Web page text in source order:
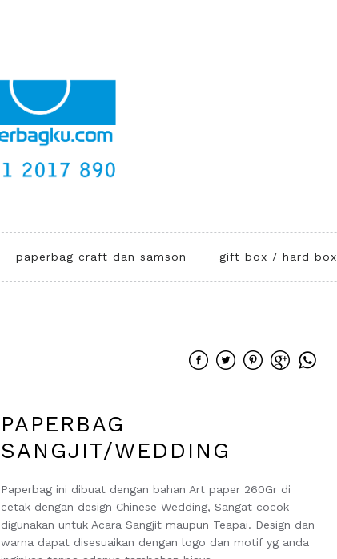
paperbag craft dan samson gift box / hard box
PAPERBAG
SANGJIT/WEDDING
Paperbag ini dibuat dengan bahan Art paper 260Gr di
cetak dengan design Chinese Wedding, Sangat cocok
digunakan untuk Acara Sangjit maupun Teapai. Design dan
warna dapat disesuaikan dengan logo dan motif yg anda